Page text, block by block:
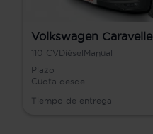
Volkswagen Caravelle
110 CV Diésel Manual
Plazo
Cuota desde
Tiempo de entrega